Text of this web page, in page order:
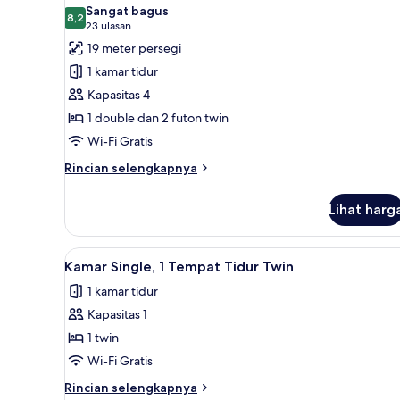
foto
untuk
Kamar
Quadruple
8,28,2 dari 10
Sangat bagus
23 ulasan
(23
ulasan)
19 meter persegi
1 kamar tidur
Kapasitas 4
1 double dan 2 futon twin
Wi-Fi Gratis
Rincian selengkapnya
Rincian
Kamar
Quadruple
Lihat
Lihat
semua
foto
untuk
Kamar
Single,
1
Seprai antialergi, meja kerja,
2
Kamar Single, 1 Tempat Tidur Twin
1 kamar tidur
Kapasitas 1
1 twin
Wi-Fi Gratis
Rincian selengkapnya
Rincian